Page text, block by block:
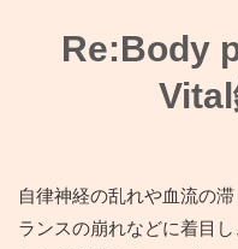
Re:Body
自律神経の乱れや血流の
ランスの崩れなどに着目